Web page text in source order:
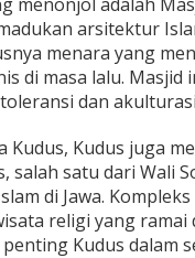
arsitektur
menara yang
di masa lalu.
dan
Kudus, Kudus juga
salah satu dari Wali
di Jawa.
religi yang
Kudus dalam